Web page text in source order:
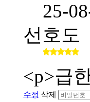
25-
선호도
<p>급
수정 삭제